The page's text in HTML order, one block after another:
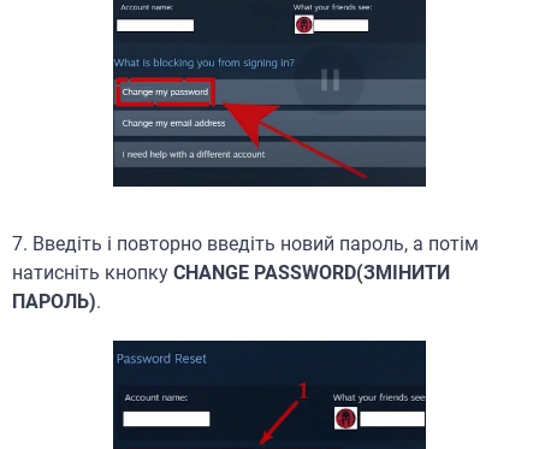
7. Введіть і повторно введіть новий пароль, а потім
натисніть кнопку CHANGE PASSWORD(ЗМІНИТИ
ПАРОЛЬ).